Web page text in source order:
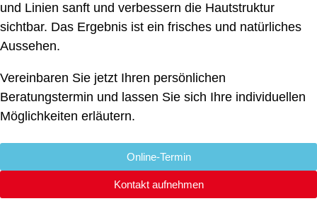
und Linien sanft und verbessern die Hautstruktur
sichtbar. Das Ergebnis ist ein frisches und natürliches
Aussehen.
Vereinbaren Sie jetzt Ihren persönlichen
Beratungstermin und lassen Sie sich Ihre individuellen
Möglichkeiten erläutern.
Online-Termin
Kontakt aufnehmen